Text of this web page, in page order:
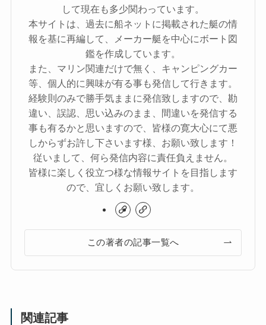
して現在も多少関わっています。
本サイトは、過去に船ネットに掲載された艇の情
報を基に再編して、メーカー艇を中心にボート図
鑑を作成しています。
また、マリン関連だけで無く、キャンピングカー
等、個人的に興味が有る事も発信して行きます。
経験則のみで勝手気ままに発信致しますので、勘
違い、誤認、思い込みのまま、間違いを発信する
事も有るかと思いますので、皆様の寛大心にて悪
しからずお許し下さいます様、お願い致します！
従いまして、何ら発信内容に責任負えません。
皆様に楽しく役立つ様な情報サイトを目指します
ので、宜しくお願い致します。
この著者の記事一覧へ
関連記事